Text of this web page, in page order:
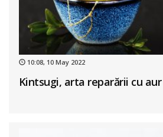
10:08, 10 May 2022
Kintsugi, arta reparării cu aur